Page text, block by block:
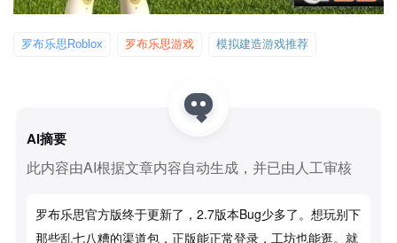
罗布乐思Roblox 罗布乐思游戏 模拟建造游戏推荐
AI摘要
此内容由AI根据文章内容自动生成，并已由人工审核
罗布乐思官方版终于更新了，2.7版本bug少多了。想玩别下
那些乱七八糟的渠道包，正版能正常登录，工坊也能逛。就